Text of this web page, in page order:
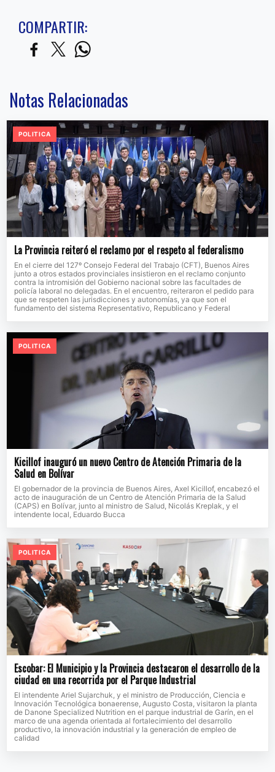
COMPARTIR:
Notas Relacionadas
POLITICA
La Provincia reiteró el reclamo por el respeto al federalismo
En el cierre del 127º Consejo Federal del Trabajo (CFT), Buenos Aires
junto a otros estados provinciales insistieron en el reclamo conjunto
contra la intromisión del Gobierno nacional sobre las facultades de
policía laboral no delegadas. En el encuentro, reiteraron el pedido para
que se respeten las jurisdicciones y autonomías, ya que son el
fundamento del sistema Representativo, Republicano y Federal
POLITICA
Kicillof inauguró un nuevo Centro de Atención Primaria de la
Salud en Bolívar
El gobernador de la provincia de Buenos Aires, Axel Kicillof, encabezó el
acto de inauguración de un Centro de Atención Primaria de la Salud
(CAPS) en Bolívar, junto al ministro de Salud, Nicolás Kreplak, y el
intendente local, Eduardo Bucca
POLITICA
Escobar: El Municipio y la Provincia destacaron el desarrollo de la
ciudad en una recorrida por el Parque Industrial
El intendente Ariel Sujarchuk, y el ministro de Producción, Ciencia e
Innovación Tecnológica bonaerense, Augusto Costa, visitaron la planta
de Danone Specialized Nutrition en el parque industrial de Garín, en el
marco de una agenda orientada al fortalecimiento del desarrollo
productivo, la innovación industrial y la generación de empleo de
calidad